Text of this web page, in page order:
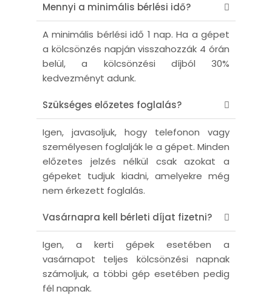
Mennyi a minimális bérlési idő?
A minimális bérlési idő 1 nap. Ha a gépet
a kölcsönzés napján visszahozzák 4 órán
belül, a kölcsönzési díjból 30%
kedvezményt adunk.
Szükséges előzetes foglalás?
Igen, javasoljuk, hogy telefonon vagy
személyesen foglalják le a gépet. Minden
előzetes jelzés nélkül csak azokat a
gépeket tudjuk kiadni, amelyekre még
nem érkezett foglalás.
Vasárnapra kell bérleti díjat fizetni?
Igen, a kerti gépek esetében a
vasárnapot teljes kölcsönzési napnak
számoljuk, a többi gép esetében pedig
fél napnak.